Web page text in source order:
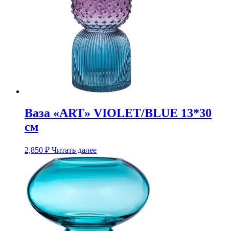
Ваза «ART» VIOLET/BLUE 13*30
см
2,850 ₽ Читать далее